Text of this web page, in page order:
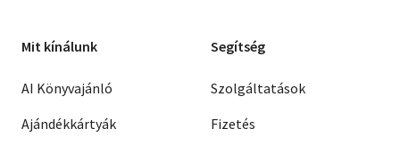
Mit kínálunk
AI Könyvajánló
Ajándékkártyák
Segítség
Szolgáltatások
Fizetés